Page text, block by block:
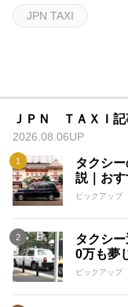
JPN TAXI
ＪＰＮ ＴＡＸＩ記
2026.08.06UP
タクシ
説｜お
ピックアップ
タクシ
0万も夢
ピックアップ